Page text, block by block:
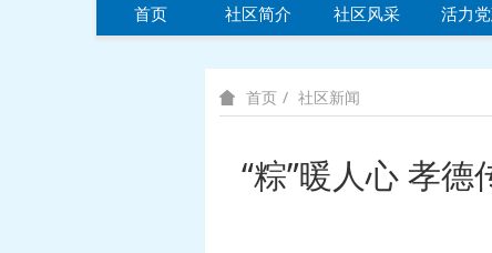
首页 社区简介 社区风采 活力
首页 社区新闻
“粽”暖人心 孝